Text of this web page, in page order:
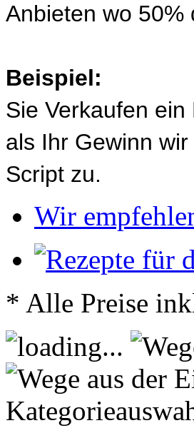
Anbieten wo 50%
Beispiel:
Sie Verkaufen
als Ihr Gewinn
Script zu.
Wir
* Alle Preise